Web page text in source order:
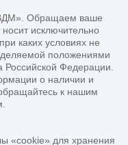
Обращаем ваше
исключительно
каких условиях не
положениями
Российской Федерации.
о наличии и
к нашим
«cookie» для хранения